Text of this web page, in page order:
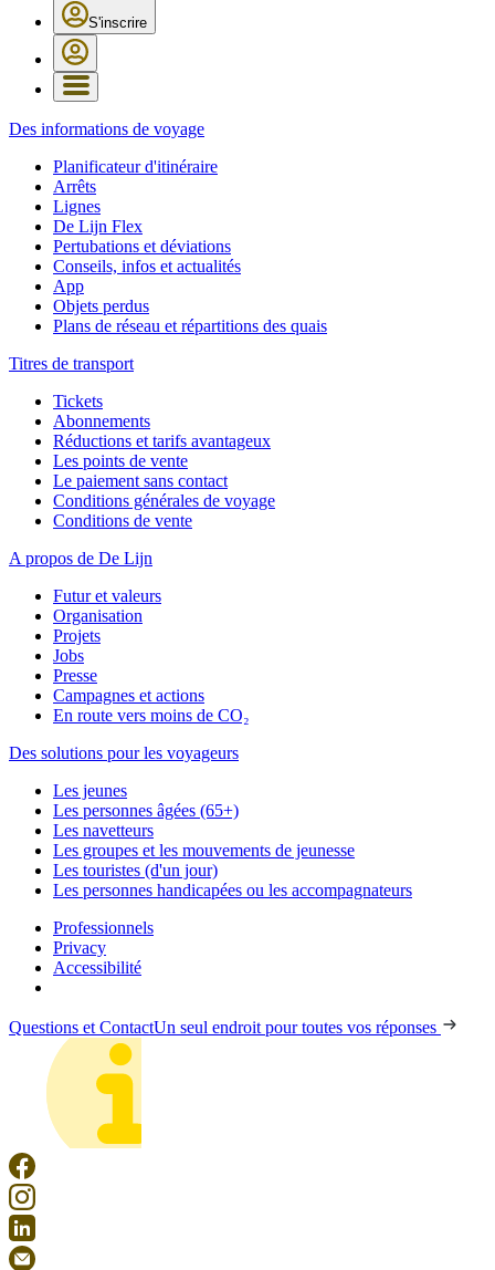
S'inscrire
Des informations de voyage
Planificateur d'itinéraire
Arrêts
Lignes
De Lijn Flex
Pertubations et déviations
Conseils, infos et actualités
App
Objets perdus
Plans de réseau et répartitions des quais
Titres de transport
Tickets
Abonnements
Réductions et tarifs avantageux
Les points de vente
Le paiement sans contact
Conditions générales de voyage
Conditions de vente
A propos de De Lijn
Futur et valeurs
Organisation
Projets
Jobs
Presse
Campagnes et actions
En route vers moins de CO₂
Des solutions pour les voyageurs
Les jeunes
Les personnes âgées (65+)
Les navetteurs
Les groupes et les mouvements de jeunesse
Les touristes (d'un jour)
Les personnes handicapées ou les accompagnateurs
Professionnels
Privacy
Accessibilité
Questions et ContactUn seul endroit pour toutes vos réponses